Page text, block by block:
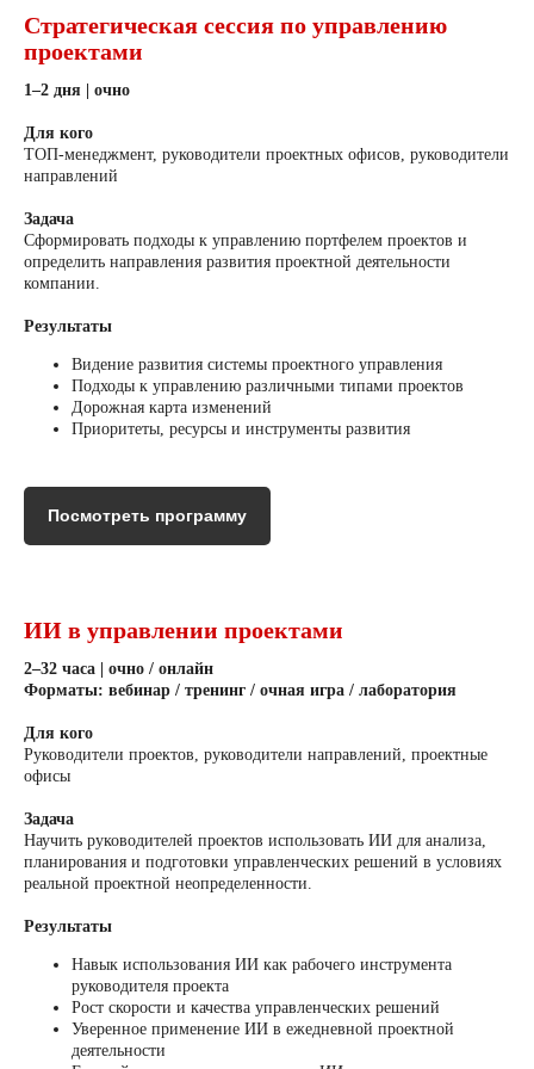
Стратегическая сессия по управлению
проектами
1–2 дня | очно
Для кого
ТОП-менеджмент, руководители проектных офисов, руководители
направлений
Задача
Сформировать подходы к управлению портфелем проектов и
определить направления развития проектной деятельности
компании.
Результаты
Видение развития системы проектного управления
Подходы к управлению различными типами проектов
Дорожная карта изменений
Приоритеты, ресурсы и инструменты развития
Посмотреть программу
ИИ в управлении проектами
2–32 часа | очно / онлайн
Форматы: вебинар / тренинг / очная игра / лаборатория
Для кого
Руководители проектов, руководители направлений, проектные
офисы
Задача
Научить руководителей проектов использовать ИИ для анализа,
планирования и подготовки управленческих решений в условиях
реальной проектной неопределенности.
Результаты
Навык использования ИИ как рабочего инструмента
руководителя проекта
Рост скорости и качества управленческих решений
Уверенное применение ИИ в ежедневной проектной
деятельности